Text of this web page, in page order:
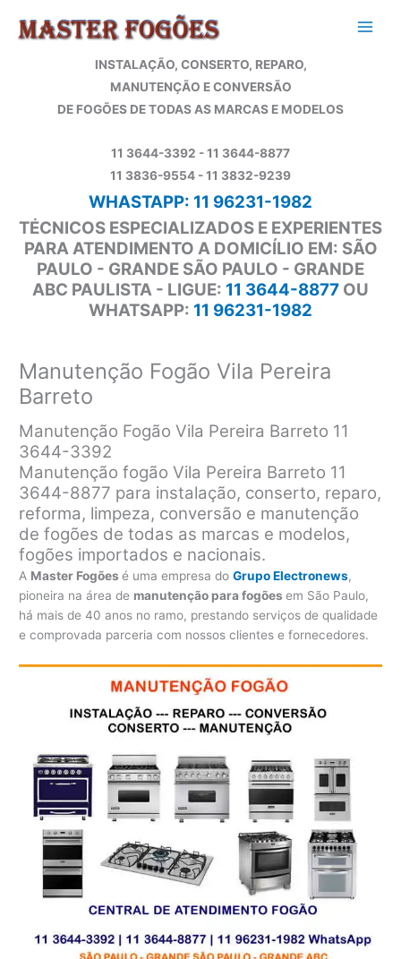
para
INSTALAÇÃO, CONSERTO, REPARO,
MANUTENÇÃO E CONVERSÃO
DE FOGÕES DE TODAS AS MARCAS E MODELOS
11 3644-3392 - 11 3644-8877
11 3836-9554 - 11 3832-9239
WHASTAPP: 11 96231-1982
TÉCNICOS ESPECIALIZADOS E EXPERIENTES
PARA ATENDIMENTO A DOMICÍLIO EM: SÃO
PAULO - GRANDE SÃO PAULO - GRANDE
ABC PAULISTA - LIGUE: 11 3644-8877 OU
WHATSAPP: 11 96231-1982
Manutenção Fogão Vila Pereira
Barreto
Manutenção Fogão Vila Pereira Barreto 11
3644-3392
Manutenção fogão Vila Pereira Barreto 11
3644-8877 para instalação, conserto, reparo,
reforma, limpeza, conversão e manutenção
de fogões de todas as marcas e modelos,
fogões importados e nacionais.
A Master Fogõesé uma empresa doGrupo Electronews,
pioneira na área de manutenção para fogõesem São Paulo,
há mais de 40 anos no ramo, prestando serviços de qualidade
e comprovada parceria com nossos clientes e fornecedores.